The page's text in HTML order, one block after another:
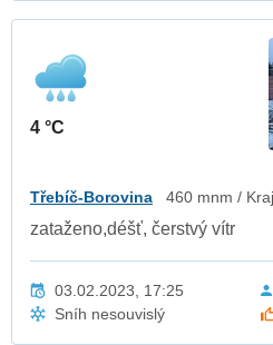
4 °C
Třebíč-Borovina 460 mnm /
zataženo,déšť, čerstvý vítr
03.02.2023, 17:25
Sníh nesouvislý